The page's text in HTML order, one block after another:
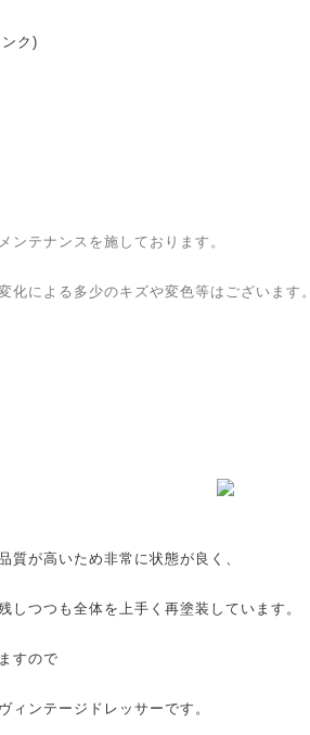
ク)
テナンスを施しております。
による多少のキズや変色等はございます。
質が高いため非常に状態が良く、
つつも全体を上手く再塗装しています。
すので
ィンテージドレッサーです。